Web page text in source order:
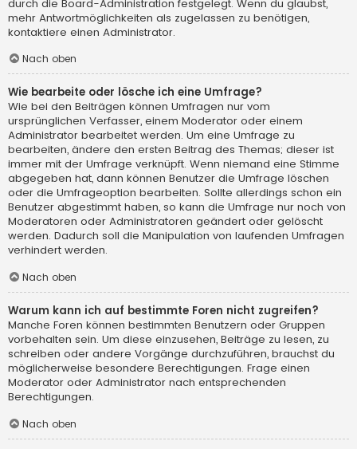
durch die Board-Administration festgelegt. Wenn du glaubst,
mehr Antwortmöglichkeiten als zugelassen zu benötigen,
kontaktiere einen Administrator.
Nach oben
Wie bearbeite oder lösche ich eine Umfrage?
Wie bei den Beiträgen können Umfragen nur vom
ursprünglichen Verfasser, einem Moderator oder einem
Administrator bearbeitet werden. Um eine Umfrage zu
bearbeiten, ändere den ersten Beitrag des Themas; dieser ist
immer mit der Umfrage verknüpft. Wenn niemand eine Stimme
abgegeben hat, dann können Benutzer die Umfrage löschen
oder die Umfrageoption bearbeiten. Sollte allerdings schon ein
Benutzer abgestimmt haben, so kann die Umfrage nur noch von
Moderatoren oder Administratoren geändert oder gelöscht
werden. Dadurch soll die Manipulation von laufenden Umfragen
verhindert werden.
Nach oben
Warum kann ich auf bestimmte Foren nicht zugreifen?
Manche Foren können bestimmten Benutzern oder Gruppen
vorbehalten sein. Um diese einzusehen, Beiträge zu lesen, zu
schreiben oder andere Vorgänge durchzuführen, brauchst du
möglicherweise besondere Berechtigungen. Frage einen
Moderator oder Administrator nach entsprechenden
Berechtigungen.
Nach oben